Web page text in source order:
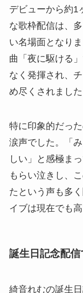
デビューから約1
な歌枠配信は、
い名場面となり
曲「夜に駆ける
なく発揮され、
め尽くされました
特に印象的だっ
涙声でした。「
しい」と感極ま
もらい泣きし、
たという声も多
イブは現在でも
誕生日記念配
綺音れむの誕生